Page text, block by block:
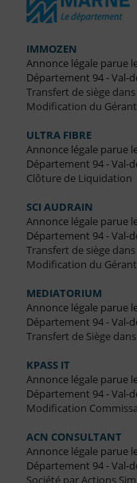
IMMOZEN
Annonce légale parue
Département 94 - Val-
Transfert de siège
Modification du
ULTRA FIBRE
Annonce légale parue
Département 94 - Val-
Clôture de Liquidation
SCI AUDRAIN
Annonce légale parue
Département 94 - Val-
Transfert de siège
Modification du
MEDIATORIUM
Annonce légale parue
Département 94 - Val-
Transfert de Siège
KPASS IT
Annonce légale parue
Département 94 - Val-
Modification
ACN CONSULTANT
Annonce légale parue
Département 94 - Val-
Société par Actions